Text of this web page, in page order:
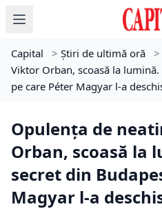
Capital > Știri de ultimă oră >
Viktor Orban, scoasă la
pe care Péter Magyar l-a
Opulența de
Orban, scoasă la
secret din
Magyar l-a